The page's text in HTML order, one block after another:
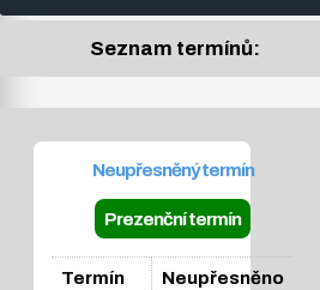
Seznam termínů:
Neupřesněný termín
Prezenční termín
Termín Neupřesněno